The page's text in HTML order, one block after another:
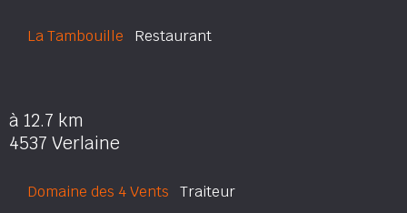
La Tambouille Restaurant
à 12.7 km
4537 Verlaine
Domaine des 4 Vents Traiteur